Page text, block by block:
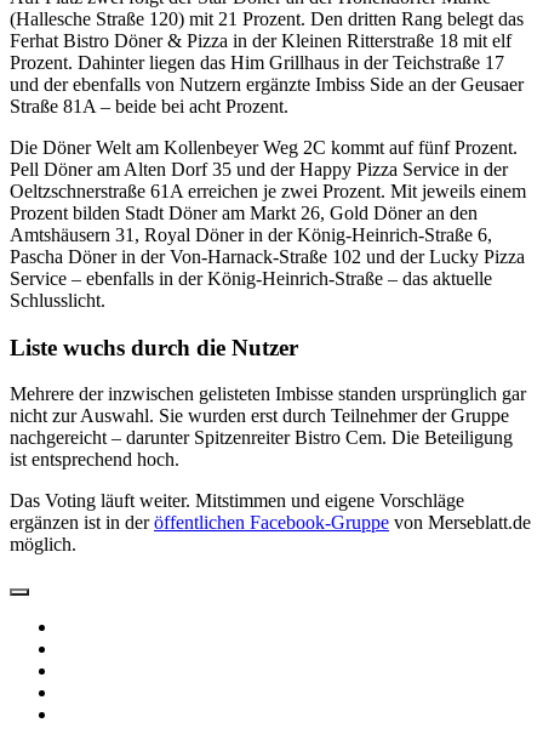
(Hallesche Straße 120) mit 21 Prozent. Den dritten Rang belegt das
Ferhat Bistro Döner & Pizza in der Kleinen Ritterstraße 18 mit elf
Prozent. Dahinter liegen das Him Grillhaus in der Teichstraße 17
und der ebenfalls von Nutzern ergänzte Imbiss Side an der Geusaer
Straße 81A – beide bei acht Prozent.
Die Döner Welt am Kollenbeyer Weg 2C kommt auf fünf Prozent.
Pell Döner am Alten Dorf 35 und der Happy Pizza Service in der
Oeltzschnerstraße 61A erreichen je zwei Prozent. Mit jeweils einem
Prozent bilden Stadt Döner am Markt 26, Gold Döner an den
Amtshäusern 31, Royal Döner in der König-Heinrich-Straße 6,
Pascha Döner in der Von-Harnack-Straße 102 und der Lucky Pizza
Service – ebenfalls in der König-Heinrich-Straße – das aktuelle
Schlusslicht.
Liste wuchs durch die Nutzer
Mehrere der inzwischen gelisteten Imbisse standen ursprünglich gar
nicht zur Auswahl. Sie wurden erst durch Teilnehmer der Gruppe
nachgereicht – darunter Spitzenreiter Bistro Cem. Die Beteiligung
ist entsprechend hoch.
Das Voting läuft weiter. Mitstimmen und eigene Vorschläge
ergänzen ist in deröffentlichen Facebook-Gruppe von Merseblatt.de
möglich.